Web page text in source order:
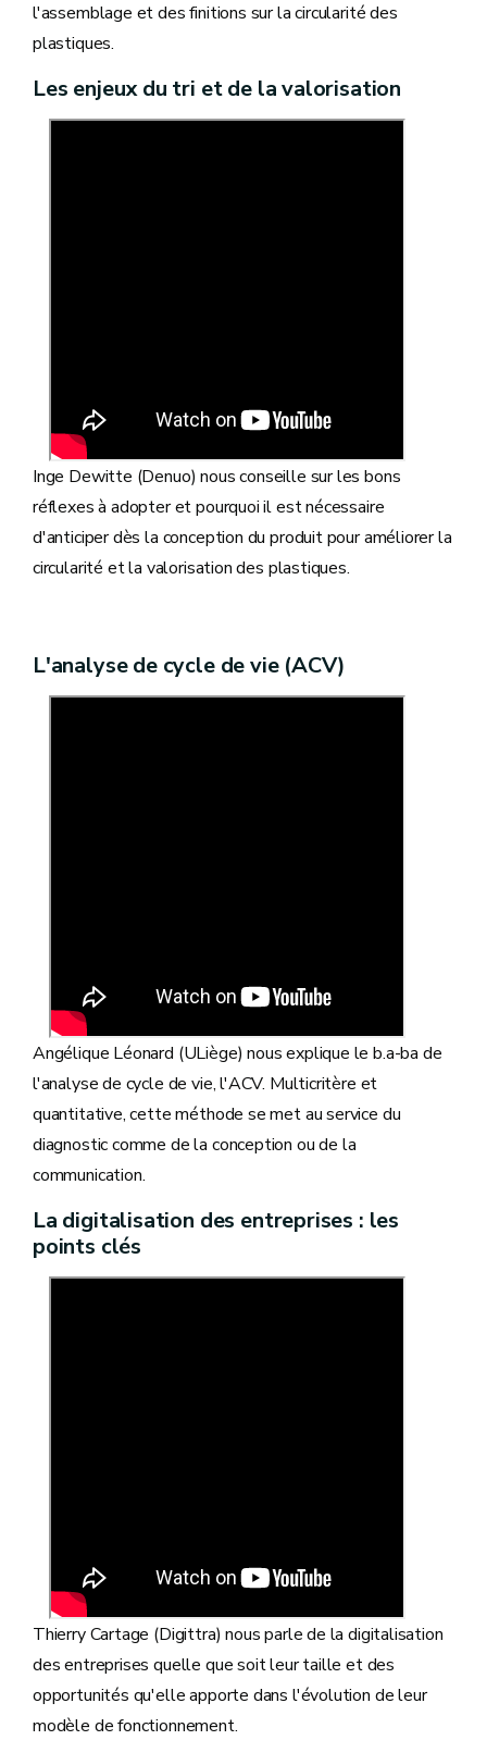
l'assemblage et des finitions sur la circularité des
plastiques.
Les enjeux du tri et de la valorisation
Inge Dewitte (Denuo) nous conseille sur les bons
réflexes à adopter et pourquoi il est nécessaire
d'anticiper dès la conception du produit pour améliorer la
circularité et la valorisation des plastiques.
L'analyse de cycle de vie (ACV)
Angélique Léonard (ULiège) nous explique le b.a-ba de
l'analyse de cycle de vie, l'ACV. Multicritère et
quantitative, cette méthode se met au service du
diagnostic comme de la conception ou de la
communication.
La digitalisation des entreprises : les
points clés
Thierry Cartage (Digittra) nous parle de la digitalisation
des entreprises quelle que soit leur taille et des
opportunités qu'elle apporte dans l'évolution de leur
modèle de fonctionnement.